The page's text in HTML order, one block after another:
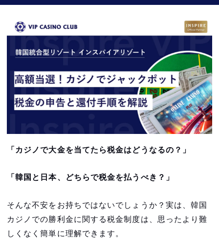
「カジノで大金を当てたら税金はどうなるの？」
「韓国と日本、どちらで税金を払うべき？」
そんな不安をお持ちではないでしょうか？実は、韓国
カジノでの勝利金に関する税金制度は、思ったより難
しくなく簡単に理解できます。